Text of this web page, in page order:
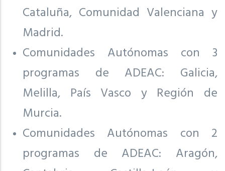
Cataluña, Comunidad Valenciana y
Madrid.
Comunidades Autónomas con 3
programas de ADEAC: Galicia,
Melilla, País Vasco y Región de
Murcia.
Comunidades Autónomas con 2
programas de ADEAC: Aragón,